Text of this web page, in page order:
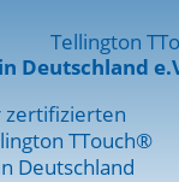
Deutschland
zertifizierten
TTouch®
Deutschland